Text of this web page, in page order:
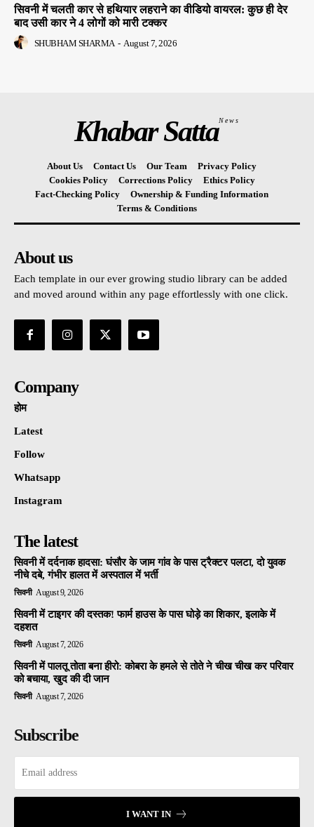
सिवनी में चलती कार से हथियार लहराने का वीडियो वायरल: कुछ ही देर
बाद उसी कार ने 4 लोगों को मारी टक्कर
SHUBHAM SHARMA - August 7, 2026
Khabar SattaNews
About Us Contact Us Our Team
Privacy Policy
Cookies Policy
Corrections Policy
Ethics Policy
Fact-Checking Policy
Ownership & Funding Information
Terms & Conditions
About us
Each template in our ever growing studio library can be added
and moved around within any page effortlessly with one click.
Company
होम
Latest
Follow
Whatsapp
Instagram
The latest
सिवनी में दर्दनाक हादसा: घंसौर के जाम गांव के पास ट्रैक्टर पलटा, दो युवक
नीचे दबे, गंभीर हालत में अस्पताल में भर्ती
सिवनी August 9, 2026
सिवनी में टाइगर की दस्तक! फार्म हाउस के पास घोड़े का शिकार, इलाके में
दहशत
सिवनी August 7, 2026
सिवनी में पालतू तोता बना हीरो: कोबरा के हमले से तोते ने चीख चीख कर परिवार
को बचाया, खुद की दी जान
सिवनी August 7, 2026
Subscribe
I WANT IN